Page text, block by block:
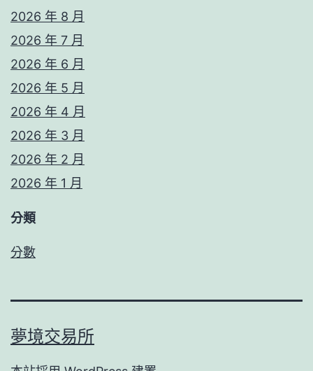
2026 年 8 月
2026 年 7 月
2026 年 6 月
2026 年 5 月
2026 年 4 月
2026 年 3 月
2026 年 2 月
2026 年 1 月
分類
分數
夢境交易所